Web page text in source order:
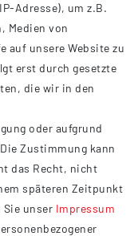
Adresse), um z.B.
Medien von
auf unsere Website zu
erst durch gesetzte
die wir in den
oder aufgrund
Zustimmung kann
das Recht, nicht
späteren Zeitpunkt
Sie unser Impressum